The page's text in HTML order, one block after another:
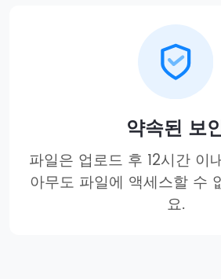
약속된 보
파일은 업로드 후 12시간 이
아무도 파일에 액세스할 수
요.